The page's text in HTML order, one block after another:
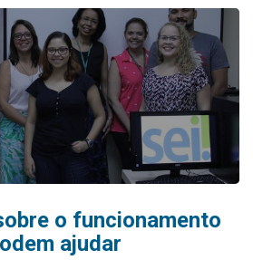
o funcionamento
ajudar